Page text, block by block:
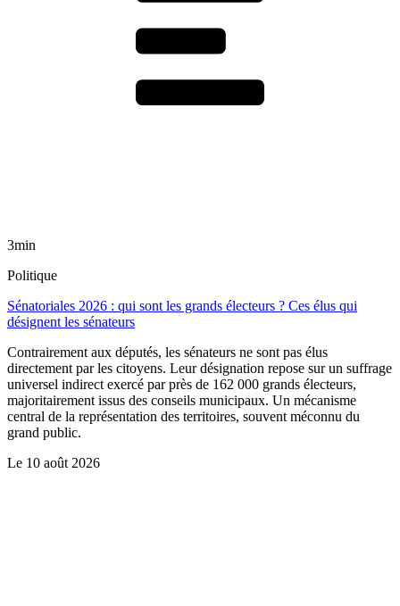
3min
Politique
Sénatoriales 2026 : qui sont les grands électeurs ? Ces élus qui
désignent les sénateurs
Contrairement aux députés, les sénateurs ne sont pas élus
directement par les citoyens. Leur désignation repose sur un suffrage
universel indirect exercé par près de 162 000 grands électeurs,
majoritairement issus des conseils municipaux. Un mécanisme
central de la représentation des territoires, souvent méconnu du
grand public.
Le 10 août 2026